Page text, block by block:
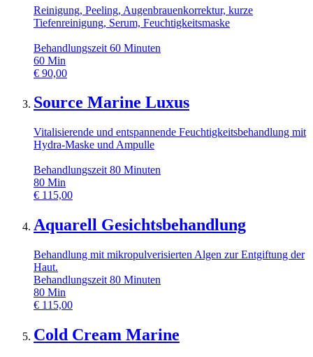
Reinigung, Peeling, Augenbrauenkorrektur, kurze
Tiefenreinigung, Serum, Feuchtigkeitsmaske
Behandlungszeit 60 Minuten
60 Min
€ 90,00
Source Marine Luxus
Vitalisierende und entspannende Feuchtigkeitsbehandlung mit
Hydra-Maske und Ampulle
Behandlungszeit 80 Minuten
80 Min
€ 115,00
Aquarell Gesichtsbehandlung
Behandlung mit mikropulverisierten Algen zur Entgiftung der
Haut.
Behandlungszeit 80 Minuten
80 Min
€ 115,00
Cold Cream Marine